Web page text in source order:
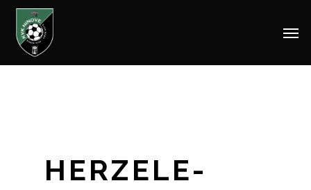
Skip
HERZELE-